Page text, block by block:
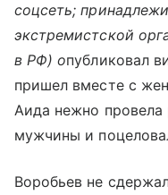
соцсеть;
экстремистской
в РФ) опубликовал
пришел вместе с
Аида нежно
мужчины и
Воробьев не